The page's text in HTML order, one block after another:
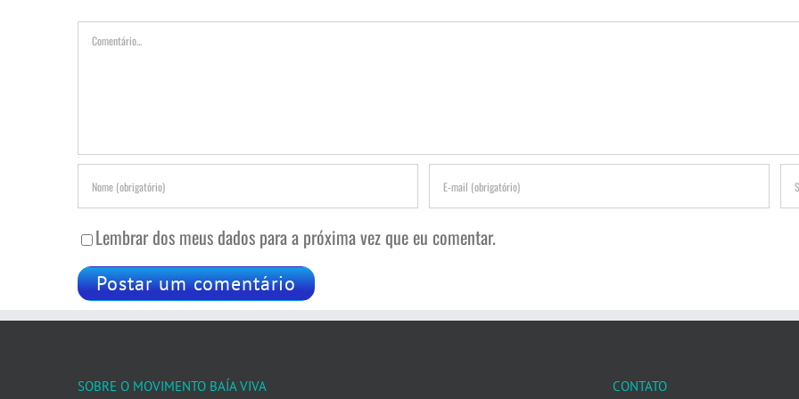
Comentário
Lembrar dos meus dados para a próxima vez que eu comentar.
SOBRE O MOVIMENTO BAÍA VIVA CONTATO